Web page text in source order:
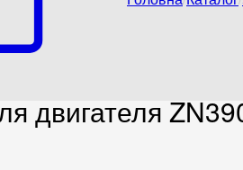
двигателя